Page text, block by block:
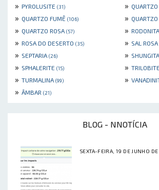
» PYROLUSITE (31) » QUARTZO
» QUARTZO FUMÊ (106) »
» QUARTZO ROSA (57) » RODONITA
» ROSA DO DESERTO (35) » SAL ROSA
» SEPTARIA (26) » SHUNGITA
» SPHALERITE (15) » TRILOBITE
» TURMALINA (99) »
» ÂMBAR (21)
BLOG - NNOTÍCIA
SEXTA-FEIRA, 19 DE JUNHO